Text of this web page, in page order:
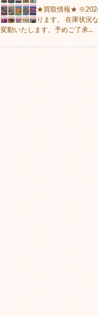
★買取情報★
ります。 在庫状況
変動いたします。予めご了承...